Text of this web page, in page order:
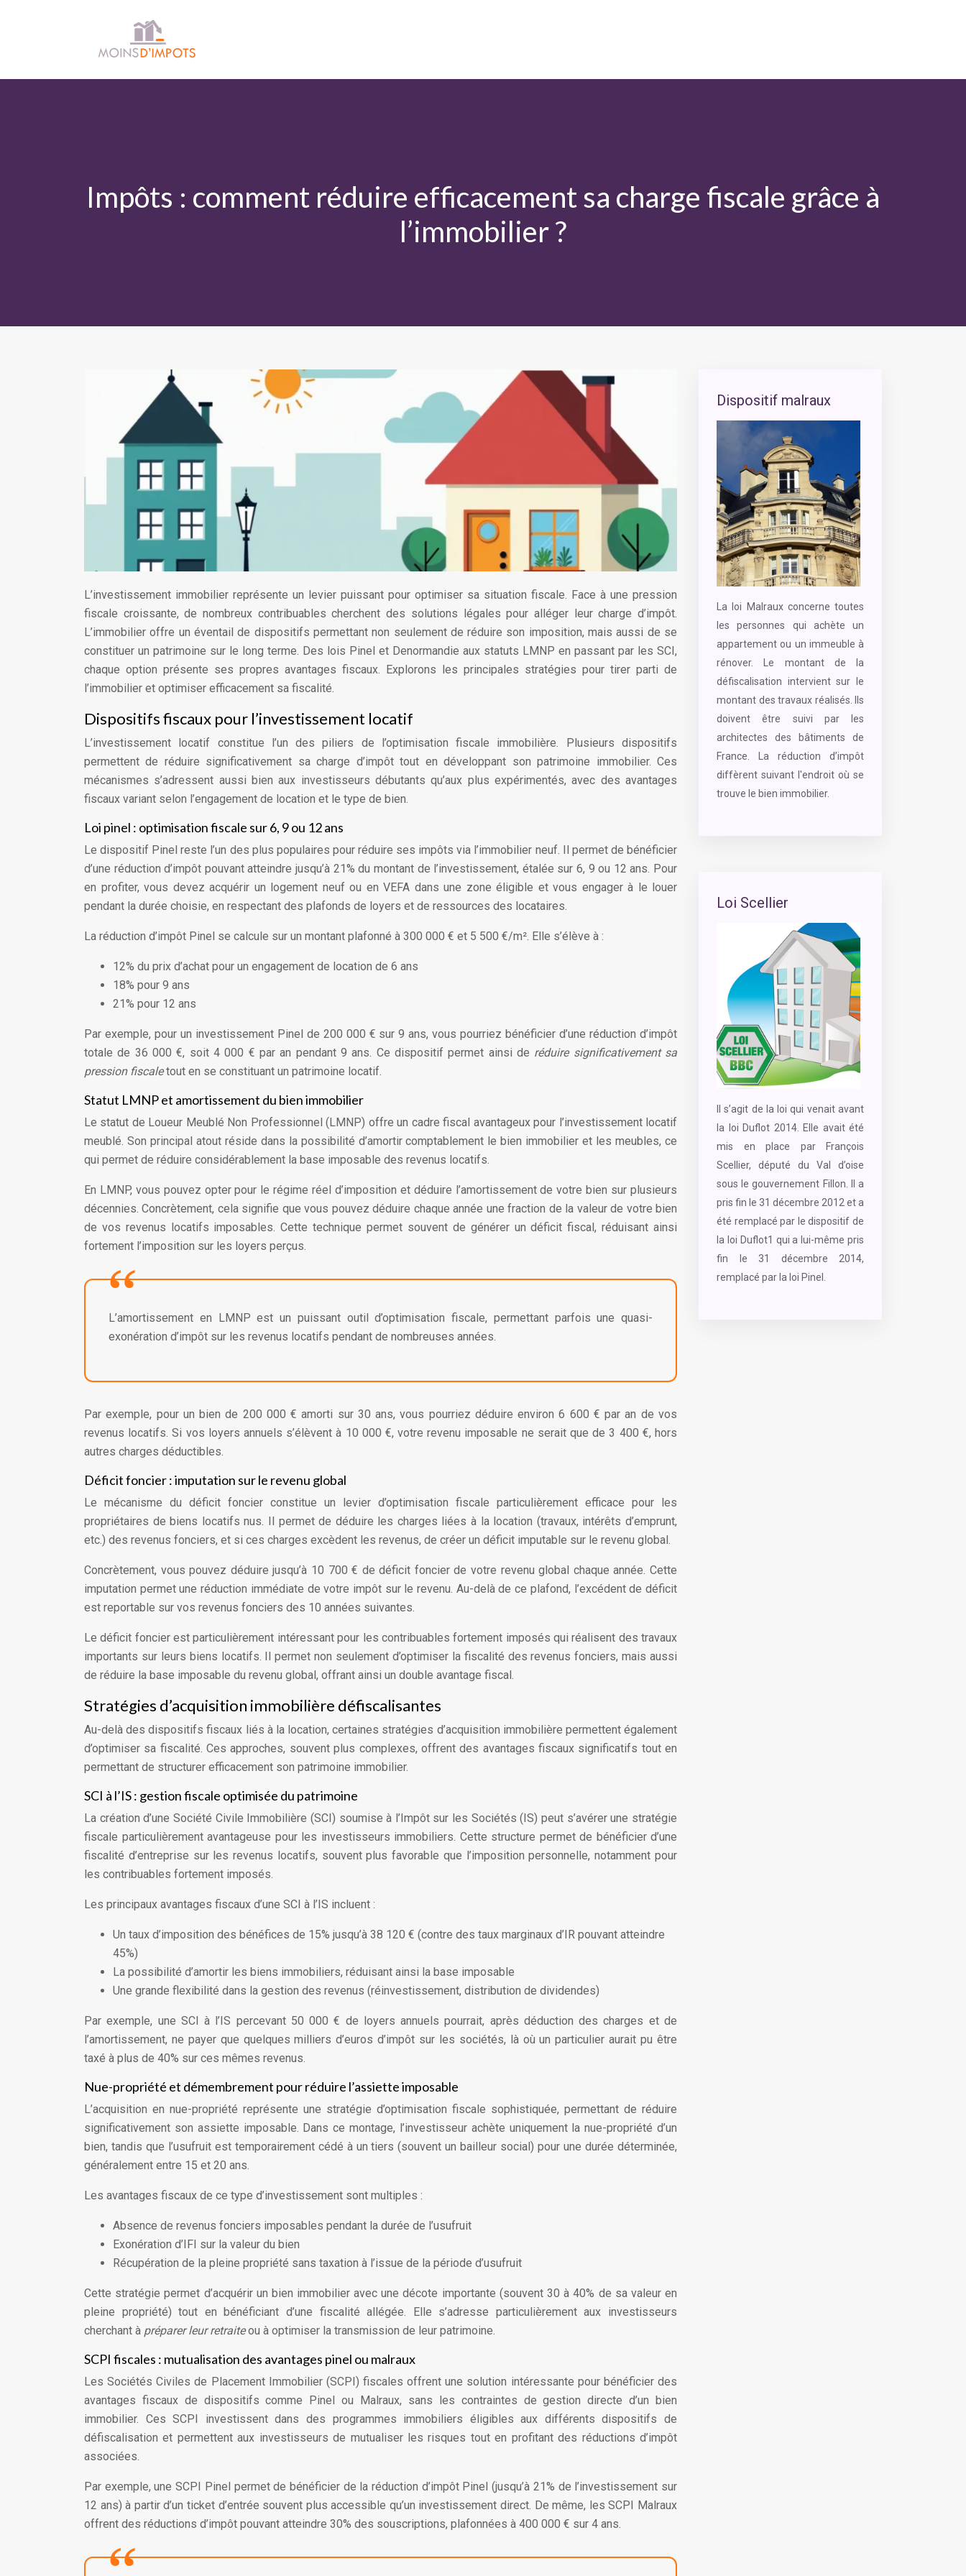
Impôts : comment réduire efficacement sa charge fiscale grâce à
l’immobilier ?
L’investissement immobilier représente un levier puissant pour optimiser sa situation fiscale. Face à une pression
fiscale croissante, de nombreux contribuables cherchent des solutions légales pour alléger leur charge d’impôt.
L’immobilier offre un éventail de dispositifs permettant non seulement de réduire son imposition, mais aussi de se
constituer un patrimoine sur le long terme. Des lois Pinel et Denormandie aux statuts LMNP en passant par les SCI,
chaque option présente ses propres avantages fiscaux. Explorons les principales stratégies pour tirer parti de
l’immobilier et optimiser efficacement sa fiscalité.
Dispositifs fiscaux pour l’investissement locatif
L’investissement locatif constitue l’un des piliers de l’optimisation fiscale immobilière. Plusieurs dispositifs
permettent de réduire significativement sa charge d’impôt tout en développant son patrimoine immobilier. Ces
mécanismes s’adressent aussi bien aux investisseurs débutants qu’aux plus expérimentés, avec des avantages
fiscaux variant selon l’engagement de location et le type de bien.
Loi pinel : optimisation fiscale sur 6, 9 ou 12 ans
Le dispositif Pinel reste l’un des plus populaires pour réduire ses impôts via l’immobilier neuf. Il permet de bénéficier
d’une réduction d’impôt pouvant atteindre jusqu’à 21% du montant de l’investissement, étalée sur 6, 9 ou 12 ans. Pour
en profiter, vous devez acquérir un logement neuf ou en VEFA dans une zone éligible et vous engager à le louer
pendant la durée choisie, en respectant des plafonds de loyers et de ressources des locataires.
La réduction d’impôt Pinel se calcule sur un montant plafonné à 300 000 € et 5 500 €/m². Elle s’élève à :
12% du prix d’achat pour un engagement de location de 6 ans
18% pour 9 ans
21% pour 12 ans
Par exemple, pour un investissement Pinel de 200 000 € sur 9 ans, vous pourriez bénéficier d’une réduction d’impôt
totale de 36 000 €, soit 4 000 € par an pendant 9 ans. Ce dispositif permet ainsi de réduire significativement sa
pression fiscaletout en se constituant un patrimoine locatif.
Statut LMNP et amortissement du bien immobilier
Le statut de Loueur Meublé Non Professionnel (LMNP) offre un cadre fiscal avantageux pour l’investissement locatif
meublé. Son principal atout réside dans la possibilité d’amortir comptablement le bien immobilier et les meubles, ce
qui permet de réduire considérablement la base imposable des revenus locatifs.
En LMNP, vous pouvez opter pour le régime réel d’imposition et déduire l’amortissement de votre bien sur plusieurs
décennies. Concrètement, cela signifie que vous pouvez déduire chaque année une fraction de la valeur de votre bien
de vos revenus locatifs imposables. Cette technique permet souvent de générer un déficit fiscal, réduisant ainsi
fortement l’imposition sur les loyers perçus.
L’amortissement en LMNP est un puissant outil d’optimisation fiscale, permettant parfois une quasi-
exonération d’impôt sur les revenus locatifs pendant de nombreuses années.
Par exemple, pour un bien de 200 000 € amorti sur 30 ans, vous pourriez déduire environ 6 600 € par an de vos
revenus locatifs. Si vos loyers annuels s’élèvent à 10 000 €, votre revenu imposable ne serait que de 3 400 €, hors
autres charges déductibles.
Déficit foncier : imputation sur le revenu global
Le mécanisme du déficit foncier constitue un levier d’optimisation fiscale particulièrement efficace pour les
propriétaires de biens locatifs nus. Il permet de déduire les charges liées à la location (travaux, intérêts d’emprunt,
etc.) des revenus fonciers, et si ces charges excèdent les revenus, de créer un déficit imputable sur le revenu global.
Concrètement, vous pouvez déduire jusqu’à 10 700 € de déficit foncier de votre revenu global chaque année. Cette
imputation permet une réduction immédiate de votre impôt sur le revenu. Au-delà de ce plafond, l’excédent de déficit
est reportable sur vos revenus fonciers des 10 années suivantes.
Le déficit foncier est particulièrement intéressant pour les contribuables fortement imposés qui réalisent des travaux
importants sur leurs biens locatifs. Il permet non seulement d’optimiser la fiscalité des revenus fonciers, mais aussi
de réduire la base imposable du revenu global, offrant ainsi un double avantage fiscal.
Stratégies d’acquisition immobilière défiscalisantes
Au-delà des dispositifs fiscaux liés à la location, certaines stratégies d’acquisition immobilière permettent également
d’optimiser sa fiscalité. Ces approches, souvent plus complexes, offrent des avantages fiscaux significatifs tout en
permettant de structurer efficacement son patrimoine immobilier.
SCI à l’IS : gestion fiscale optimisée du patrimoine
La création d’une Société Civile Immobilière (SCI) soumise à l’Impôt sur les Sociétés (IS) peut s’avérer une stratégie
fiscale particulièrement avantageuse pour les investisseurs immobiliers. Cette structure permet de bénéficier d’une
fiscalité d’entreprise sur les revenus locatifs, souvent plus favorable que l’imposition personnelle, notamment pour
les contribuables fortement imposés.
Les principaux avantages fiscaux d’une SCI à l’IS incluent :
Un taux d’imposition des bénéfices de 15% jusqu’à 38 120 € (contre des taux marginaux d’IR pouvant atteindre
45%)
La possibilité d’amortir les biens immobiliers, réduisant ainsi la base imposable
Une grande flexibilité dans la gestion des revenus (réinvestissement, distribution de dividendes)
Par exemple, une SCI à l’IS percevant 50 000 € de loyers annuels pourrait, après déduction des charges et de
l’amortissement, ne payer que quelques milliers d’euros d’impôt sur les sociétés, là où un particulier aurait pu être
taxé à plus de 40% sur ces mêmes revenus.
Nue-propriété et démembrement pour réduire l’assiette imposable
L’acquisition en nue-propriété représente une stratégie d’optimisation fiscale sophistiquée, permettant de réduire
significativement son assiette imposable. Dans ce montage, l’investisseur achète uniquement la nue-propriété d’un
bien, tandis que l’usufruit est temporairement cédé à un tiers (souvent un bailleur social) pour une durée déterminée,
généralement entre 15 et 20 ans.
Les avantages fiscaux de ce type d’investissement sont multiples :
Absence de revenus fonciers imposables pendant la durée de l’usufruit
Exonération d’IFI sur la valeur du bien
Récupération de la pleine propriété sans taxation à l’issue de la période d’usufruit
Cette stratégie permet d’acquérir un bien immobilier avec une décote importante (souvent 30 à 40% de sa valeur en
pleine propriété) tout en bénéficiant d’une fiscalité allégée. Elle s’adresse particulièrement aux investisseurs
cherchant à préparer leur retraiteou à optimiser la transmission de leur patrimoine.
SCPI fiscales : mutualisation des avantages pinel ou malraux
Les Sociétés Civiles de Placement Immobilier (SCPI) fiscales offrent une solution intéressante pour bénéficier des
avantages fiscaux de dispositifs comme Pinel ou Malraux, sans les contraintes de gestion directe d’un bien
immobilier. Ces SCPI investissent dans des programmes immobiliers éligibles aux différents dispositifs de
défiscalisation et permettent aux investisseurs de mutualiser les risques tout en profitant des réductions d’impôt
associées.
Par exemple, une SCPI Pinel permet de bénéficier de la réduction d’impôt Pinel (jusqu’à 21% de l’investissement sur
12 ans) à partir d’un ticket d’entrée souvent plus accessible qu’un investissement direct. De même, les SCPI Malraux
offrent des réductions d’impôt pouvant atteindre 30% des souscriptions, plafonnées à 400 000 € sur 4 ans.
Dispositif malraux
La loi Malraux concerne toutes
les personnes qui achète un
appartement ou un immeuble à
rénover. Le montant de la
défiscalisation intervient sur le
montant des travaux réalisés. Ils
doivent être suivi par les
architectes des bâtiments de
France. La réduction d’impôt
diffèrent suivant l'endroit où se
trouve le bien immobilier.
Loi Scellier
Il s’agit de la loi qui venait avant
la loi Duflot 2014. Elle avait été
mis en place par François
Scellier, député du Val d’oise
sous le gouvernement Fillon. Il a
pris fin le 31 décembre 2012 et a
été remplacé par le dispositif de
la loi Duflot1 qui a lui-même pris
fin le 31 décembre 2014,
remplacé par la loi Pinel.